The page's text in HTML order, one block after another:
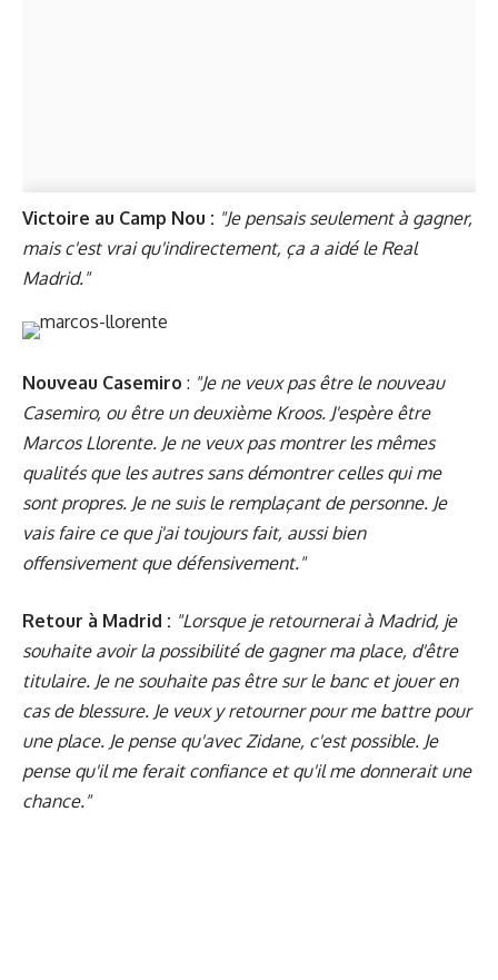
Victoire au Camp Nou : "Je pensais seulement à gagner,
mais c'est vrai qu'indirectement, ça a aidé le Real
Madrid."
Nouveau Casemiro : "Je ne veux pas être le nouveau
Casemiro, ou être un deuxième Kroos. J'espère être
Marcos Llorente. Je ne veux pas montrer les mêmes
qualités que les autres sans démontrer celles qui me
sont propres. Je ne suis le remplaçant de personne. Je
vais faire ce que j'ai toujours fait, aussi bien
offensivement que défensivement."
Retour à Madrid : "Lorsque je retournerai à Madrid, je
souhaite avoir la possibilité de gagner ma place, d'être
titulaire. Je ne souhaite pas être sur le banc et jouer en
cas de blessure. Je veux y retourner pour me battre pour
une place. Je pense qu'avec Zidane, c'est possible. Je
pense qu'il me ferait confiance et qu'il me donnerait une
chance."